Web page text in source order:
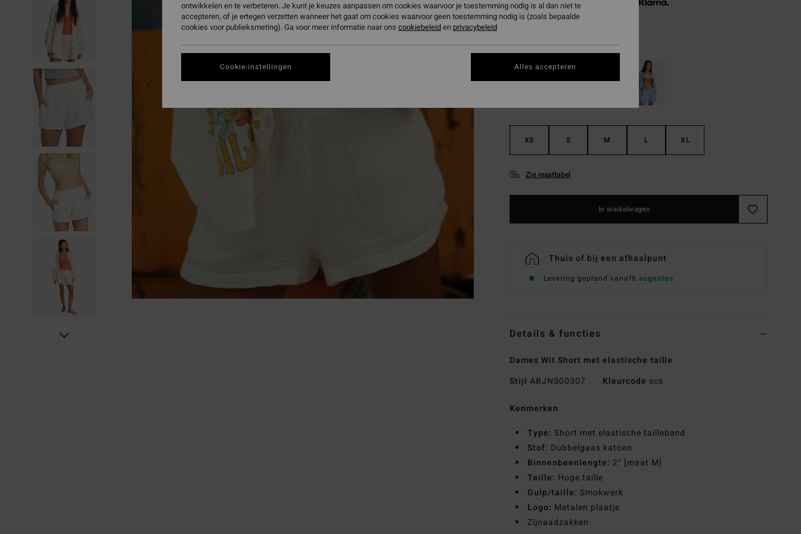
Betaal 3 x € 15,32, zonder rente met
XS S M L XL
Zie maattabel
In winkelwagen
Thuis of bij een afhaalpunt
Levering gepland vanaf8 augustus
Details & functies
Dames Wit Short met elastische taille
Stijl ABJNS00307 Kleurcode scs
Kenmerken
Type: Short met elastische tailleband
Stof: Dubbelgaas katoen
Binnenbeenlengte: 2" [maat M]
Taille: Hoge taille
Gulp/taille: Smokwerk
Logo: Metalen plaatje
Zijnaadzakken
ontwikkelen en te verbeteren. Je kunt je keuzes aanpassen om cookies waarvoor je toestemming nodig is al dan niet te
accepteren, of je ertegen verzetten wanneer het gaat om cookies waarvoor geen toestemming nodig is (zoals bepaalde
cookies voor publieksmeting). Ga voor meer informatie naar ons cookiebeleiden privacybeleid
Cookie-instellingen Alles accepteren